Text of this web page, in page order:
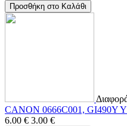
Προσθήκη στο Καλάθι
CANON 0666C001, GI490Y
6.00 € 3.00 €